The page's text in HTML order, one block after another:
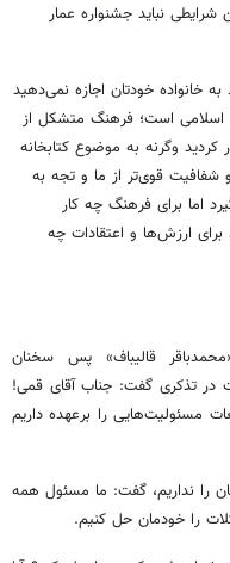
نباید جشنواره عمار
خانواده خودتان اجازه نمی‌دهید
اسلامی است؛ فرهنگ متشکل از
وگرنه به موضوع کتابخانه
قوی‌تر از ما و تجه به
اما برای فرهنگ چه کار
ارزش‌ها و اعتقادات چه
قالیباف» پس سخنان
در تذکری گفت: جناب آقای قمی!
مسئولیت‌هایی را برعهده داریم
را نداریم، گفت: ما مسئول همه
را خودمان حل کنیم.